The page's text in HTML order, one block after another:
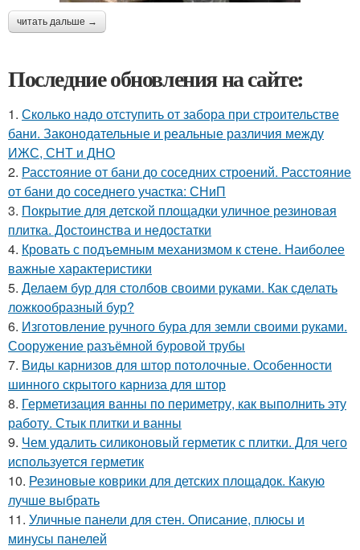
читать дальше →
Последние обновления на сайте:
1. Сколько надо отступить от забора при строительстве
бани. Законодательные и реальные различия между
ИЖС, СНТ и ДНО
2. Расстояние от бани до соседних строений. Расстояние
от бани до соседнего участка: СНиП
3. Покрытие для детской площадки уличное резиновая
плитка. Достоинства и недостатки
4. Кровать с подъемным механизмом к стене. Наиболее
важные характеристики
5. Делаем бур для столбов своими руками. Как сделать
ложкообразный бур?
6. Изготовление ручного бура для земли своими руками.
Сооружение разъёмной буровой трубы
7. Виды карнизов для штор потолочные. Особенности
шинного скрытого карниза для штор
8. Герметизация ванны по периметру, как выполнить эту
работу. Стык плитки и ванны
9. Чем удалить силиконовый герметик с плитки. Для чего
используется герметик
10. Резиновые коврики для детских площадок. Какую
лучше выбрать
11. Уличные панели для стен. Описание, плюсы и
минусы панелей